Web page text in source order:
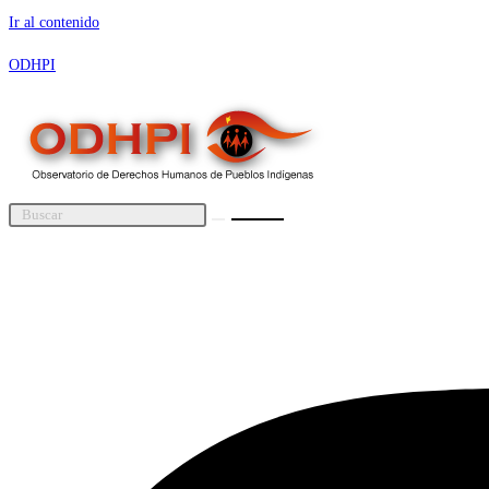
Ir al contenido
ODHPI